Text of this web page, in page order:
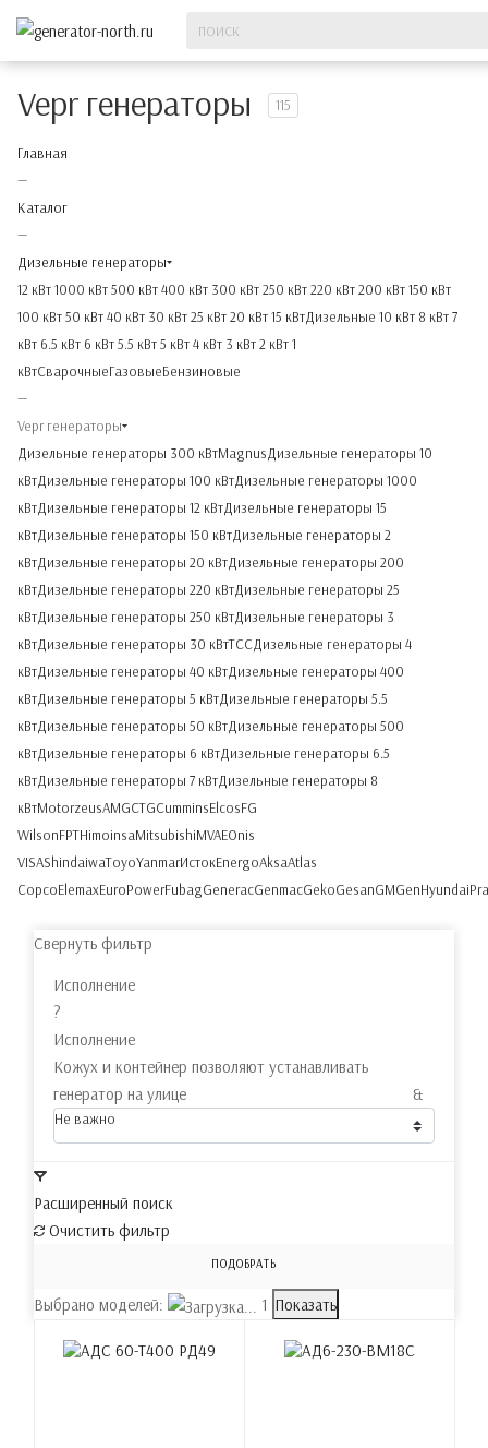
Vepr генераторы 115
Главная
—
Каталог
—
Дизельные генераторы
12 кВт1000 кВт500 кВт400 кВт 300 кВт250 кВт220 кВт200 кВт150 кВт
100 кВт50 кВт40 кВт 30 кВт25 кВт20 кВт15 кВтДизельные 10 кВт 8 кВт7
кВт 6.5 кВт 6 кВт5.5 кВт5 кВт4 кВт 3 кВт2 кВт1
кВтСварочныеГазовыеБензиновые
—
Vepr генераторы
Дизельные генераторы 300 кВтMagnusДизельные генераторы 10
кВтДизельные генераторы 100 кВтДизельные генераторы 1000
кВтДизельные генераторы 12 кВтДизельные генераторы 15
кВтДизельные генераторы 150 кВтДизельные генераторы 2
кВтДизельные генераторы 20 кВтДизельные генераторы 200
кВтДизельные генераторы 220 кВтДизельные генераторы 25
кВтДизельные генераторы 250 кВтДизельные генераторы 3
кВтДизельные генераторы 30 кВтТССДизельные генераторы 4
кВтДизельные генераторы 40 кВтДизельные генераторы 400
кВтДизельные генераторы 5 кВтДизельные генераторы 5.5
кВтДизельные генераторы 50 кВтДизельные генераторы 500
кВтДизельные генераторы 6 кВтДизельные генераторы 6.5
кВтДизельные генераторы 7 кВтДизельные генераторы 8
кВтMotorzeusAMGCTGCumminsElcosFG
WilsonFPTHimoinsaMitsubishiMVAEOnis
VISAShindaiwaToyoYanmarИстокEnergoAksaAtlas
CopcoElemaxEuroPowerFubagGeneracGenmacGekoGesanGMGenHyundai
Свернуть фильтр
Исполнение
?
Исполнение
Кожух и контейнер позволяют устанавливать
генератор на улице &
Не важно
Расширенный поиск
Очистить фильтр
ПОДОБРАТЬ
Выбрано моделей: 1 Показать